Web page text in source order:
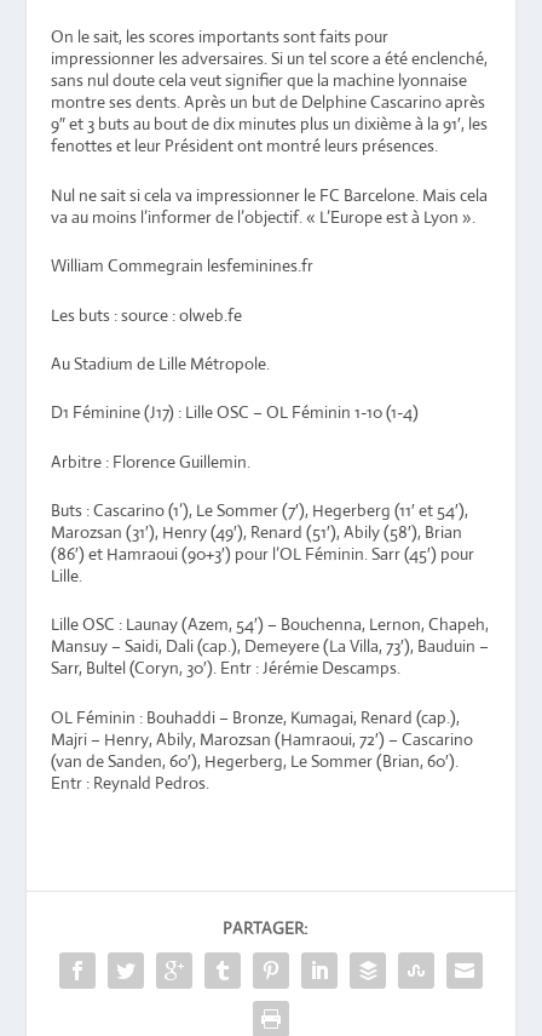
On le sait, les scores importants sont faits pour
impressionner les adversaires. Si un tel score a été enclenché,
sans nul doute cela veut signifier que la machine lyonnaise
montre ses dents. Après un but de Delphine Cascarino après
9″ et 3 buts au bout de dix minutes plus un dixième à la 91′, les
fenottes et leur Président ont montré leurs présences.
Nul ne sait si cela va impressionner le FC Barcelone. Mais cela
va au moins l’informer de l’objectif. « L’Europe est à Lyon ».
William Commegrain lesfeminines.fr
Les buts : source : olweb.fe
Au Stadium de Lille Métropole.
D1 Féminine (J17) : Lille OSC – OL Féminin 1-10 (1-4)
Arbitre : Florence Guillemin.
Buts : Cascarino (1’), Le Sommer (7′), Hegerberg (11′ et 54′),
Marozsan (31′), Henry (49′), Renard (51′), Abily (58′), Brian
(86′) et Hamraoui (90+3′) pour l’OL Féminin. Sarr (45′) pour
Lille.
Lille OSC : Launay (Azem, 54′) – Bouchenna, Lernon, Chapeh,
Mansuy – Saidi, Dali (cap.), Demeyere (La Villa, 73′), Bauduin –
Sarr, Bultel (Coryn, 30′). Entr : Jérémie Descamps.
OL Féminin : Bouhaddi – Bronze, Kumagai, Renard (cap.),
Majri – Henry, Abily, Marozsan (Hamraoui, 72′) – Cascarino
(van de Sanden, 60′), Hegerberg, Le Sommer (Brian, 60′).
Entr : Reynald Pedros.
PARTAGER: